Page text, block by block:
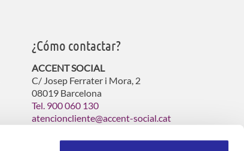
¿Cómo contactar?
ACCENT SOCIAL
C/ Josep Ferrater i Mora, 2
08019 Barcelona
Tel. 900 060 130
atencioncliente@accent-social.cat